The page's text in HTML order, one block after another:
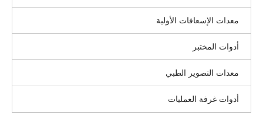
معدات الإسعافات الأولية
أدوات المختبر
معدات التصوير الطبي
أدوات غرفة العمليات